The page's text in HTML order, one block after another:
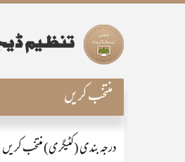
منتخب کریں
درجہ بندی (کٹیگری) منتخب کریں